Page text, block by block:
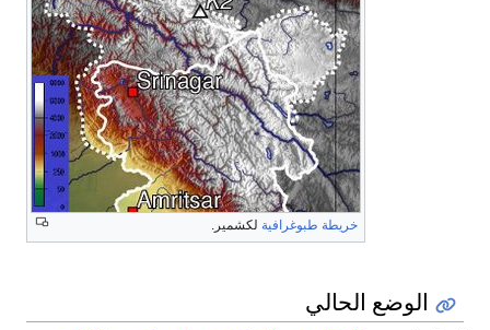
خريطة طبوغرافيةلكشمير.
الوضع الحالي